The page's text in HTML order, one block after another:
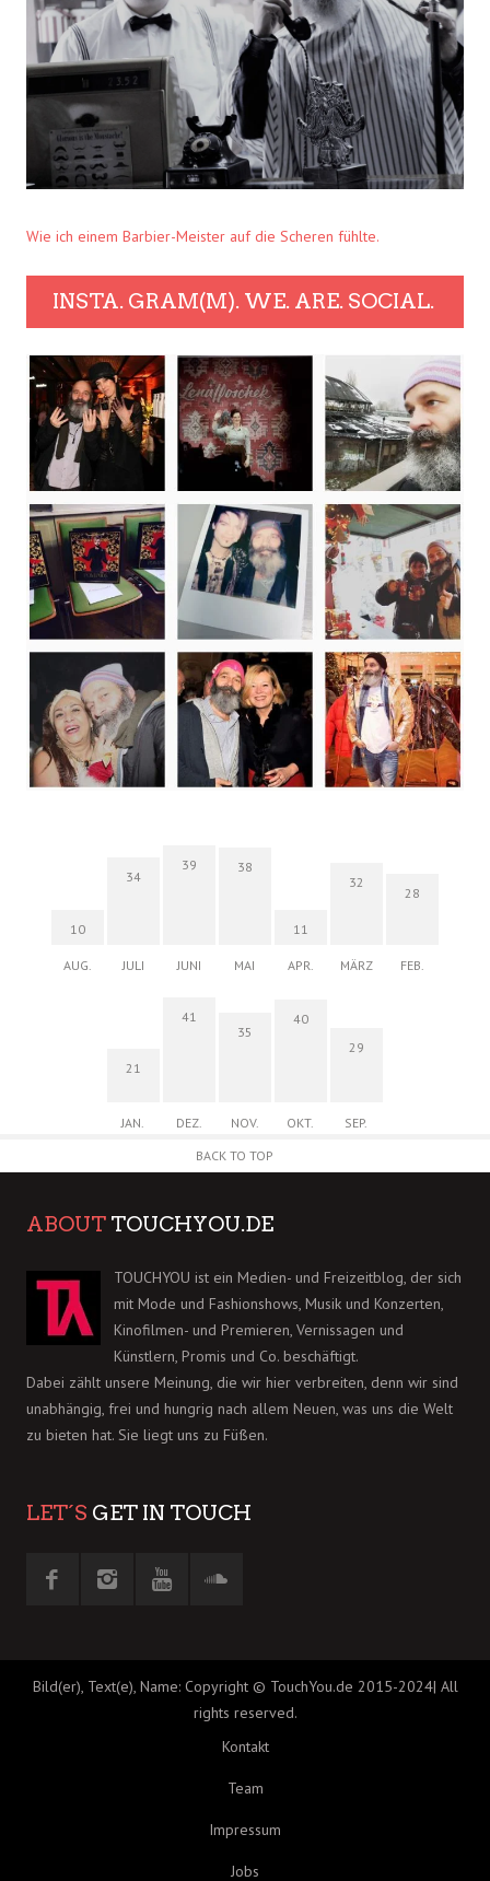
Wie ich einem Barbier-Meister auf die Scheren fühlte.
INSTA. GRAM(M). WE. ARE. SOCIAL.
10
AUG.
34
JULI
39
JUNI
38
MAI
11
APR.
32
MÄRZ
28
FEB.
21
JAN.
41
DEZ.
35
NOV.
40
OKT.
29
SEP.
BACK TO TOP
ABOUT TOUCHYOU.DE
TOUCHYOU ist ein Medien- und Freizeitblog, der sich
mit Mode und Fashionshows, Musik und Konzerten,
Kinofilmen- und Premieren, Vernissagen und
Künstlern, Promis und Co. beschäftigt.
Dabei zählt unsere Meinung, die wir hier verbreiten, denn wir sind
unabhängig, frei und hungrig nach allem Neuen, was uns die Welt
zu bieten hat. Sie liegt uns zu Füßen.
LET´S GET IN TOUCH
Bild(er), Text(e), Name: Copyright © TouchYou.de 2015-2024| All
rights reserved.
Kontakt
Team
Impressum
Jobs